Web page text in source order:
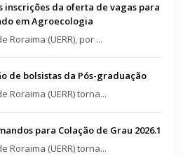
inscrições da oferta de vagas para
em Agroecologia
Roraima (UERR), por ...
de bolsistas da Pós-graduação
Roraima (UERR) torna...
para Colação de Grau 2026.1
Roraima (UERR) torna...